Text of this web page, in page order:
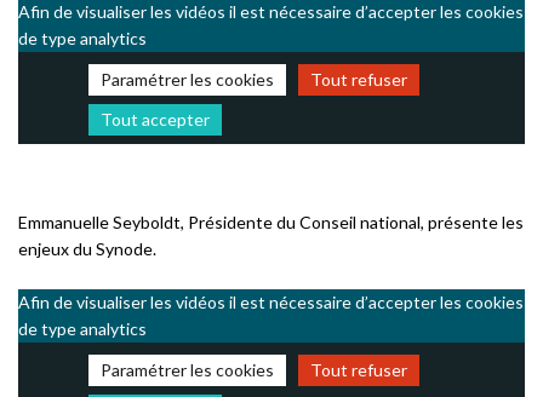
Afin de visualiser les vidéos il est nécessaire d’accepter les cookies
de type analytics
Paramétrer les cookies
Tout refuser
Tout accepter
Emmanuelle Seyboldt, Présidente du Conseil national, présente les
enjeux du Synode.
Afin de visualiser les vidéos il est nécessaire d’accepter les cookies
de type analytics
Paramétrer les cookies
Tout refuser